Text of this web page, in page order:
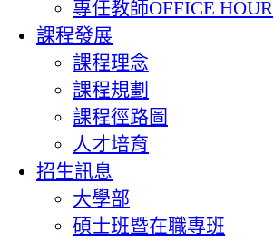
專任教師OFFICE HOUR
課程發展
課程理念
課程規劃
課程徑路圖
人才培育
招生訊息
大學部
碩士班暨在職專班